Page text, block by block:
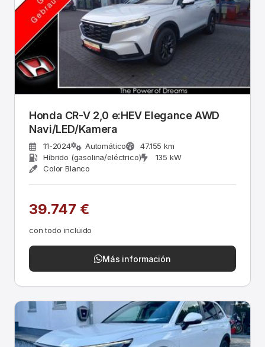
Honda CR-V 2,0 e:HEV Elegance AWD
Navi/LED/Kamera
11-2024 Automático
47.155 km
Híbrido (gasolina/eléctrico)
135 kW
Color Blanco
39.747 €
con todo incluido
Más información